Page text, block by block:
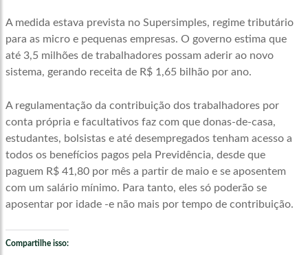
A medida estava prevista no Supersimples, regime tributário
para as micro e pequenas empresas. O governo estima que
até 3,5 milhões de trabalhadores possam aderir ao novo
sistema, gerando receita de R$ 1,65 bilhão por ano.
A regulamentação da contribuição dos trabalhadores por
conta própria e facultativos faz com que donas-de-casa,
estudantes, bolsistas e até desempregados tenham acesso a
todos os benefícios pagos pela Previdência, desde que
paguem R$ 41,80 por mês a partir de maio e se aposentem
com um salário mínimo. Para tanto, eles só poderão se
aposentar por idade -e não mais por tempo de contribuição.
Compartilhe isso: